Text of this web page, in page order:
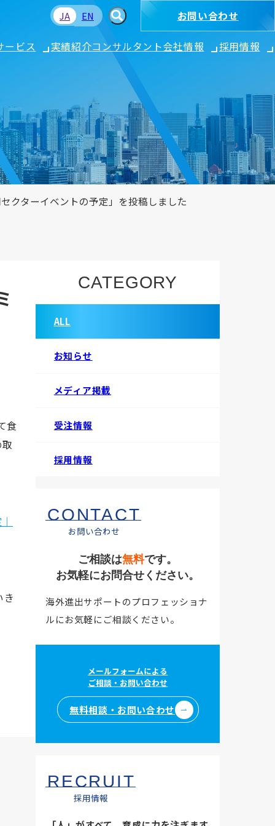
JA EN お問い合わせ
ービス 実績紹介コンサルタント会社情報 採用情報
クターイベントの予定」を投稿しました
食
き
CATEGORY
ALL
お知らせ
メディア掲載
受注情報
採用情報
CONTACT
お問い合わせ
ご相談は無料です。
お気軽にお問合せください。
海外進出サポートのプロフェッショナ
ルにお気軽にご相談ください。
メールフォームによる
ご相談・お問い合わせ
無料相談・お問い合わせ
RECRUIT
採用情報